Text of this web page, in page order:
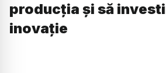
producția și să
inovație